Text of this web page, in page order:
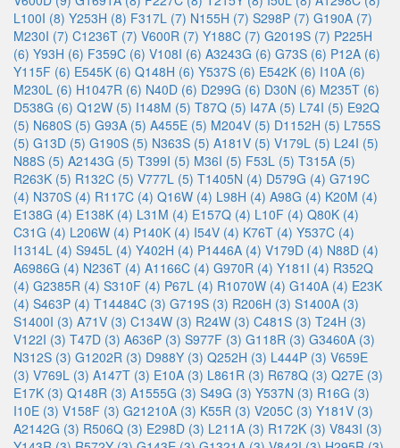
L100I (8) Y253H (8) F317L (7) N155H (7) S298P (7) G190A (7)
M230I (7) C1236T (7) V600R (7) Y188C (7) G2019S (7) P225H
(6) Y93H (6) F359C (6) V108I (6) A3243G (6) G73S (6) P12A (6)
Y115F (6) E545K (6) Q148H (6) Y537S (6) E542K (6) I10A (6)
M230L (6) H1047R (6) N40D (6) D299G (6) D30N (6) M235T (6)
D538G (6) Q12W (5) I148M (5) T87Q (5) I47A (5) L74I (5) E92Q
(5) N680S (5) G93A (5) A455E (5) M204V (5) D1152H (5) L755S
(5) G13D (5) G190S (5) N363S (5) A181V (5) V179L (5) L24I (5)
N88S (5) A2143G (5) T399I (5) M36I (5) F53L (5) T315A (5)
R263K (5) R132C (5) V777L (5) T1405N (4) D579G (4) G719C
(4) N370S (4) R117C (4) Q16W (4) L98H (4) A98G (4) K20M (4)
E138G (4) E138K (4) L31M (4) E157Q (4) L10F (4) Q80K (4)
C31G (4) L206W (4) P140K (4) I54V (4) K76T (4) Y537C (4)
I1314L (4) S945L (4) Y402H (4) P1446A (4) V179D (4) N88D (4)
A6986G (4) N236T (4) A1166C (4) G970R (4) Y181I (4) R352Q
(4) G2385R (4) S310F (4) P67L (4) R1070W (4) G140A (4) E23K
(4) S463P (4) T14484C (3) G719S (3) R206H (3) S1400A (3)
S1400I (3) A71V (3) C134W (3) R24W (3) C481S (3) T24H (3)
V122I (3) T47D (3) A636P (3) S977F (3) G118R (3) G3460A (3)
N312S (3) G1202R (3) D988Y (3) Q252H (3) L444P (3) V659E
(3) V769L (3) A147T (3) E10A (3) L861R (3) R678Q (3) Q27E (3)
E17K (3) Q148R (3) A1555G (3) S49G (3) Y537N (3) R16G (3)
I10E (3) V158F (3) G21210A (3) K55R (3) V205C (3) Y181V (3)
A2142G (3) R506Q (3) E298D (3) L211A (3) R172K (3) V843I (3)